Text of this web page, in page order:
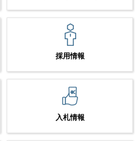
採用情報
入札情報